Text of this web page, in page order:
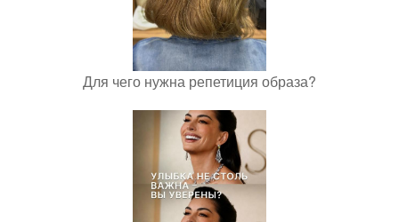
Для чего нужна репетиция образа?